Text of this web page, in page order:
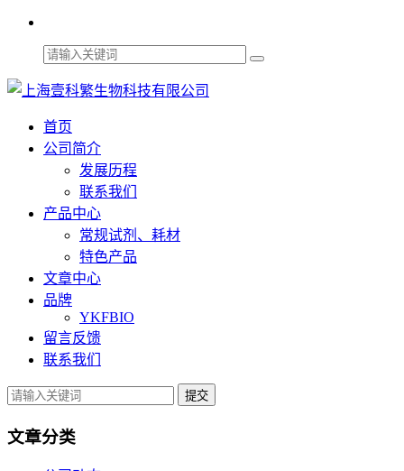
首页
公司简介
发展历程
联系我们
产品中心
常规试剂、耗材
特色产品
文章中心
品牌
YKFBIO
留言反馈
联系我们
提交
文章分类